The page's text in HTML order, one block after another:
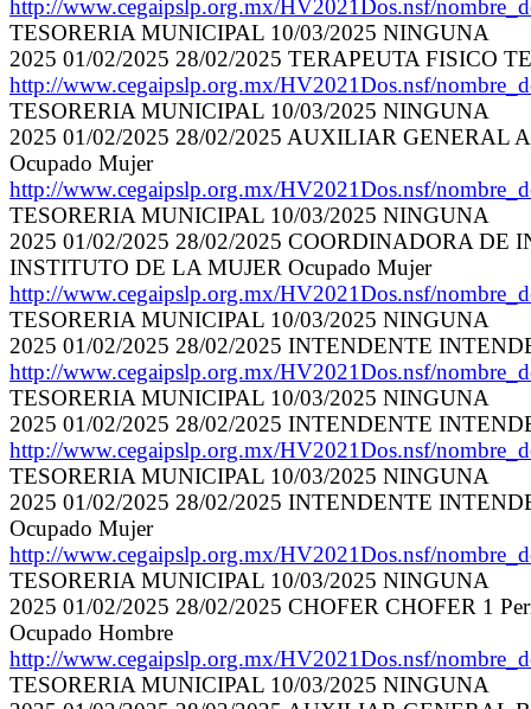
http://www.cegaipslp.org.mx/HV2021Dos.nsf/
TESORERIA MUNICIPAL 10/03/2025 NINGUNA
2025 01/02/2025 28/02/2025 TERAPEUTA FISICO
http://www.cegaipslp.org.mx/HV2021Dos.nsf/
TESORERIA MUNICIPAL 10/03/2025 NINGUNA
2025 01/02/2025 28/02/2025 AUXILIAR GENERAL
Ocupado Mujer
http://www.cegaipslp.org.mx/HV2021Dos.nsf/
TESORERIA MUNICIPAL 10/03/2025 NINGUNA
2025 01/02/2025 28/02/2025 COORDINADORA
INSTITUTO DE LA MUJER Ocupado Mujer
http://www.cegaipslp.org.mx/HV2021Dos.nsf/
TESORERIA MUNICIPAL 10/03/2025 NINGUNA
2025 01/02/2025 28/02/2025 INTENDENTE
http://www.cegaipslp.org.mx/HV2021Dos.nsf/
TESORERIA MUNICIPAL 10/03/2025 NINGUNA
2025 01/02/2025 28/02/2025 INTENDENTE
http://www.cegaipslp.org.mx/HV2021Dos.nsf/
TESORERIA MUNICIPAL 10/03/2025 NINGUNA
2025 01/02/2025 28/02/2025 INTENDENTE
Ocupado Mujer
http://www.cegaipslp.org.mx/HV2021Dos.nsf/
TESORERIA MUNICIPAL 10/03/2025 NINGUNA
2025 01/02/2025 28/02/2025 CHOFER CHOFER 1
Ocupado Hombre
http://www.cegaipslp.org.mx/HV2021Dos.nsf/
TESORERIA MUNICIPAL 10/03/2025 NINGUNA